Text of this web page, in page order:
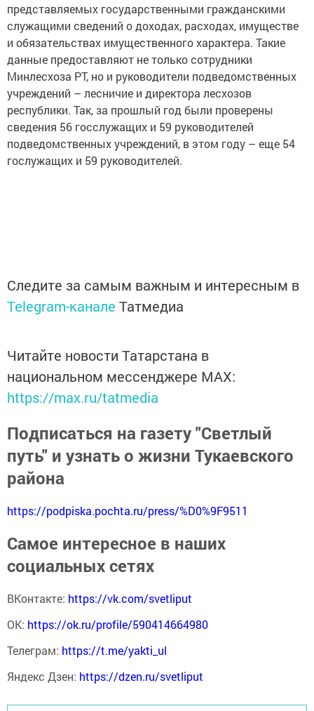
представляемых государственными гражданскими
служащими сведений о доходах, расходах, имуществе
и обязательствах имущественного характера. Такие
данные предоставляют не только сотрудники
Минлесхоза РТ, но и руководители подведомственных
учреждений – лесничие и директора лесхозов
республики. Так, за прошлый год были проверены
сведения 56 госслужащих и 59 руководителей
подведомственных учреждений, в этом году – еще 54
гослужащих и 59 руководителей.
Следите за самым важным и интересным в
Telegram-канале Татмедиа
Читайте новости Татарстана в
национальном мессенджере MАХ:
https://max.ru/tatmedia
Подписаться на газету "Светлый
путь" и узнать о жизни Тукаевского
района
https://podpiska.pochta.ru/press/%D0%9F9511
Самое интересное в наших
социальных сетях
ВКонтакте: https://vk.com/svetliput
ОК: https://ok.ru/profile/590414664980
Телеграм: https://t.me/yakti_ul
Яндекс Дзен: https://dzen.ru/svetliput